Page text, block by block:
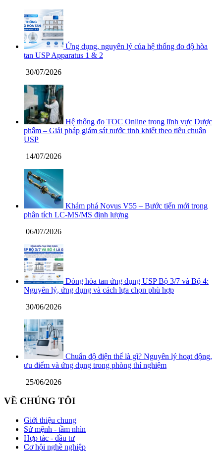
Ứng dụng, nguyên lý của hệ thống đo độ hòa
tan USP Apparatus 1 & 2
30/07/2026
Hệ thống đo TOC Online trong lĩnh vực Dược
phẩm – Giải pháp giám sát nước tinh khiết theo tiêu chuẩn
USP
14/07/2026
Khám phá Novus V55 – Bước tiến mới trong
phân tích LC-MS/MS định lượng
06/07/2026
Dòng hòa tan ứng dụng USP Bộ 3/7 và Bộ 4:
Nguyên lý, ứng dụng và cách lựa chọn phù hợp
30/06/2026
Chuẩn độ điện thế là gì? Nguyên lý hoạt động,
ưu điểm và ứng dụng trong phòng thí nghiệm
25/06/2026
VỀ CHÚNG TÔI
Giới thiệu chung
Sứ mệnh - tầm nhìn
Hợp tác - đầu tư
Cơ hội nghề nghiệp